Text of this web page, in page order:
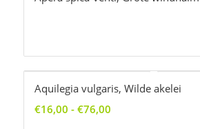
Aquilegia vulgaris, Wilde akelei
€16,00 - €76,00